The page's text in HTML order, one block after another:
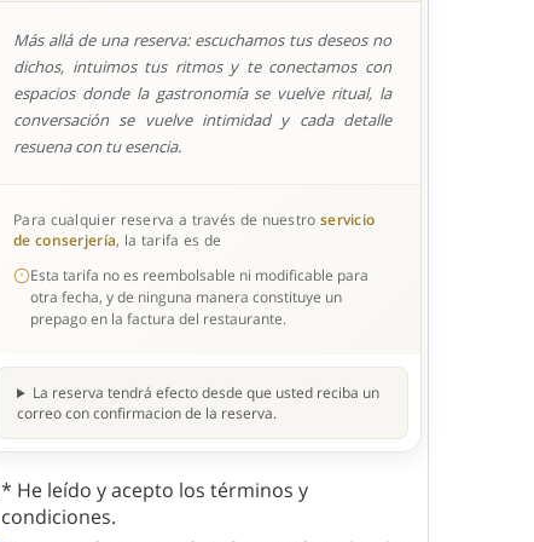
Más allá de una reserva: escuchamos tus deseos no
dichos, intuimos tus ritmos y te conectamos con
espacios donde la gastronomía se vuelve ritual, la
conversación se vuelve intimidad y cada detalle
resuena con tu esencia.
Para cualquier reserva a través de nuestro servicio
de conserjería, la tarifa es de
Esta tarifa no es reembolsable ni modificable para
otra fecha, y de ninguna manera constituye un
prepago en la factura del restaurante.
La reserva tendrá efecto desde que usted reciba un
correo con confirmacion de la reserva.
* He leído y acepto los términos y
condiciones.